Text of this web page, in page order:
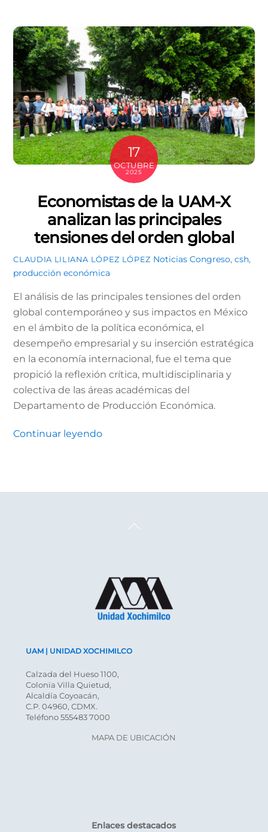
17
OCTUBRE
2025
Economistas de la UAM-X
analizan las principales
tensiones del orden global
CLAUDIA LILIANA LÓPEZ LÓPEZ Noticias Congreso, csh,
producción económica
El análisis de las principales tensiones del orden
global contemporáneo y sus impactos en México
en el ámbito de la política económica, el
desempeño empresarial y su inserción estratégica
en la economía internacional, fue el tema que
propició la reflexión crítica, multidisciplinaria y
colectiva de las áreas académicas del
Departamento de Producción Económica.
Continuar leyendo
Back
UAM | UNIDAD XOCHIMILCO
Calzada del Hueso 1100,
Colonia Villa Quietud,
Alcaldía Coyoacán,
C.P. 04960, CDMX.
Teléfono 555483 7000
MAPA DE UBICACIÓN
Enlaces destacados